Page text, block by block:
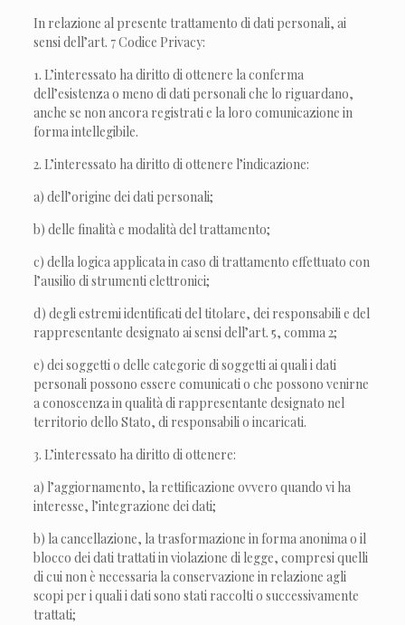
In relazione al presente trattamento di dati personali, ai
sensi dell’art. 7 Codice Privacy:
1. L’interessato ha diritto di ottenere la conferma
dell’esistenza o meno di dati personali che lo riguardano,
anche se non ancora registrati e la loro comunicazione in
forma intellegibile.
2. L’interessato ha diritto di ottenere l’indicazione:
a) dell’origine dei dati personali;
b) delle finalità e modalità del trattamento;
c) della logica applicata in caso di trattamento effettuato con
l’ausilio di strumenti elettronici;
d) degli estremi identificati del titolare, dei responsabili e del
rappresentante designato ai sensi dell’art. 5, comma 2;
e) dei soggetti o delle categorie di soggetti ai quali i dati
personali possono essere comunicati o che possono venirne
a conoscenza in qualità di rappresentante designato nel
territorio dello Stato, di responsabili o incaricati.
3. L’interessato ha diritto di ottenere:
a) l’aggiornamento, la rettificazione ovvero quando vi ha
interesse, l’integrazione dei dati;
b) la cancellazione, la trasformazione in forma anonima o il
blocco dei dati trattati in violazione di legge, compresi quelli
di cui non è necessaria la conservazione in relazione agli
scopi per i quali i dati sono stati raccolti o successivamente
trattati;